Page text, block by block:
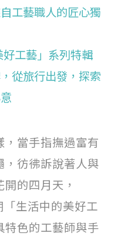
日本語
工藝職人的匠心獨
工藝」系列特輯
從旅行出發，探索
當手指撫過富有
，彷彿訴說著人與
的四月天，
生活中的美好工
特色的工藝師與手